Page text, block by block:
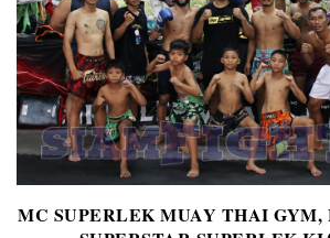
MC SUPERLEK MUAY THAI